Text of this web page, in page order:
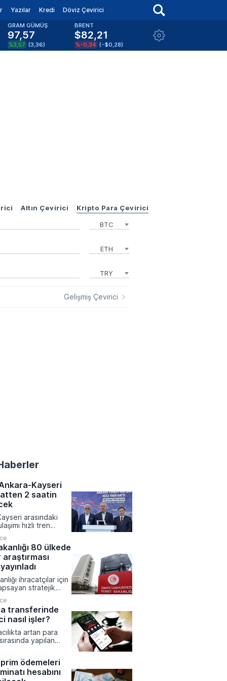
Yazılar Kredi Döviz Çevirici
GRAM GÜMÜŞ
97,57
%3,57 (3,36)
BRENT
$82,21
%-0,34 (-$0,28)
Altın Çevirici Kripto Para Çevirici
BTC
ETH
TRY
Gelişmiş Çevirici
Kayseri
2 saatin
arasındaki
hızlı tren
devrim
kısalma yaşanıyor.
Bakanlığı
çalışmalar
durumda 7
süresinin 1
inmesi
80 ülkede
ihracatçılar için
stratejik
tarafından
farklı rapor, Türk
yeni pazarlara giriş
rehberlik etmek
erişime
transferinde
nasıl işler?
artan para
yapılan
yol açabileceği
tarafından
yapılıyor. İşlem
ödemeleri
hesabını